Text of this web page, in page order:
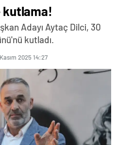
kutlama!
Adayı Aytaç Dilci, 30
kutladı.
2025 14:27